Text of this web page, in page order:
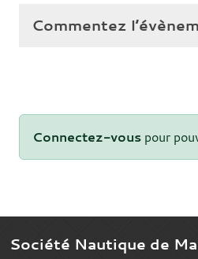
Commentez
Connectez-vous pour
Société Nautique de